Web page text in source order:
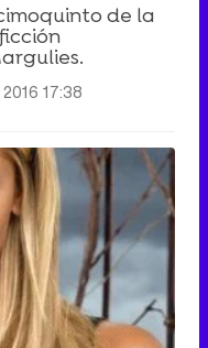
de la
17:38